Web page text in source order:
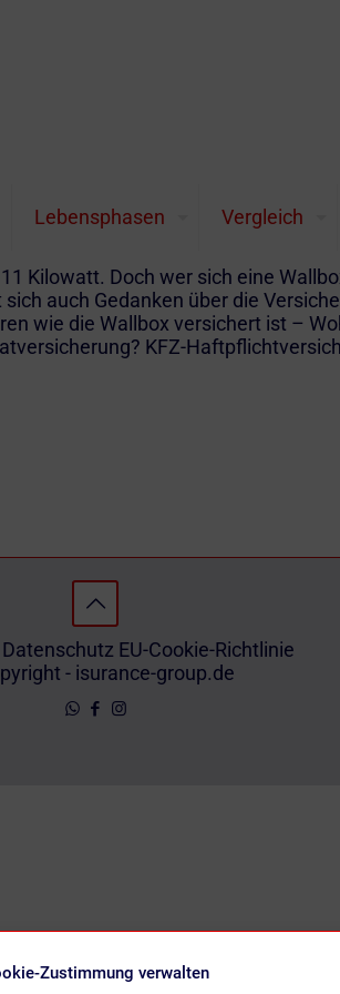
Zustimmung verwalten
Lebensphasen Vergleich
erfreuen sich zunehmender
Anreize zum Umstieg auf die
11 Kilowatt. Doch wer sich eine
sich auch Gedanken über die
wie die Wallbox versichert ist –
KFZ-
Datenschutz EU-Cookie-Richtlinie
- isurance-group.de